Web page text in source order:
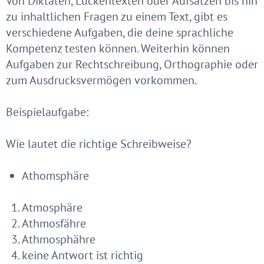
zu inhaltlichen Fragen zu einem Text, gibt es
verschiedene Aufgaben, die deine sprachliche
Kompetenz testen können. Weiterhin können
Aufgaben zur Rechtschreibung, Orthographie oder
zum Ausdrucksvermögen vorkommen.
Beispielaufgabe:
Wie lautet die richtige Schreibweise?
Athomsphäre
Atmosphäre
Athmosfähre
Athmosphähre
keine Antwort ist richtig